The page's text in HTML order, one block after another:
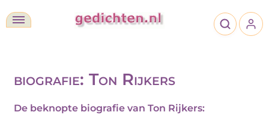
biografie: Ton Rijkers
De beknopte biografie van Ton Rijkers: